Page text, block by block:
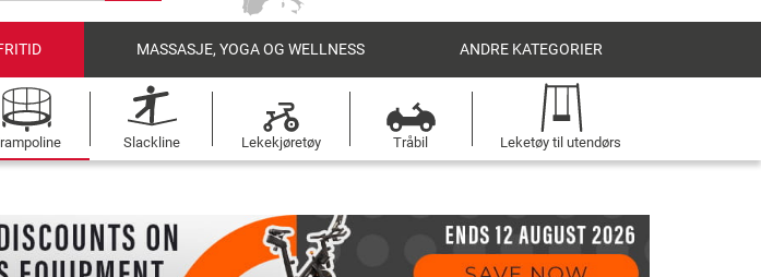
MASSASJE, YOGA OG WELLNESS ANDRE KATEGORIER
Slackline Lekekjøretøy Tråbil Leketøy til utendørs